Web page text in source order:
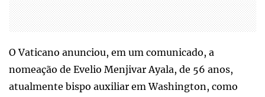
O Vaticano anunciou, em um comunicado, a
nomeação de Evelio Menjivar Ayala, de 56 anos,
atualmente bispo auxiliar em Washington, como